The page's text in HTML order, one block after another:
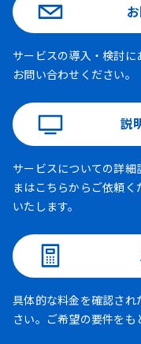
サービスの導入・検討
お問い合わせください。
説
サービスについての詳
まはこちらからご依頼
いたします。
具体的な料金を確認さ
さい。ご希望の要件をも